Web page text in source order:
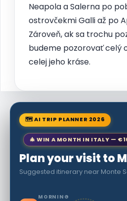
Neapola a Salerna po
ostrovčekmi Galli až po
Zároveň, ak sa trochu
budeme pozorovať celý
celej jeho kráse.
🗺 AI TRIP PLANNER 2026
🎄 WIN A MONTH IN ITALY —
Plan your visit to
Suggested itinerary near Monte
MORNING